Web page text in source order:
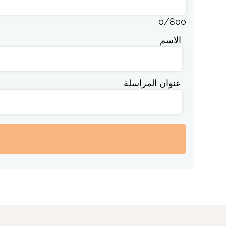
0/800
الاسم
عنوان المراسلة